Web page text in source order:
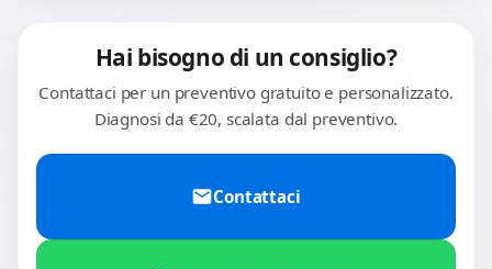
Hai bisogno di un consiglio?
Contattaci per un preventivo gratuito e personalizzato.
Diagnosi da €20, scalata dal preventivo.
Contattaci